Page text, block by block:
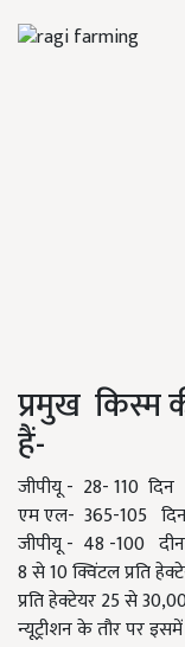
प्रमुख किस्म
हैं-
जीपीयू - 28- 110 दिन
एम एल- 365-105
जीपीयू - 48 -100 दीन
8 से 10 क्विंटल प्रति
प्रति हेक्टेयर 25 से
न्यूट्रीशन के तौर पर